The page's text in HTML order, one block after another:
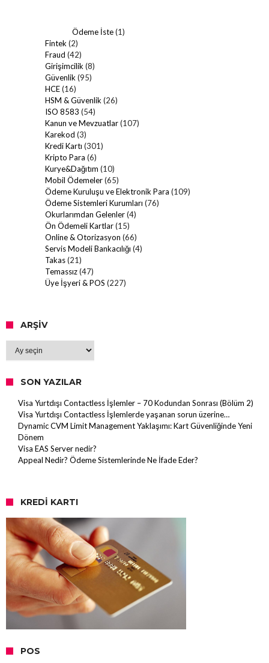
Ödeme İste(1)
Fintek (2)
Fraud (42)
Girişimcilik (8)
Güvenlik (95)
HCE(16)
HSM & Güvenlik (26)
ISO 8583 (54)
Kanun ve Mevzuatlar(107)
Karekod (3)
Kredi Kartı (301)
Kripto Para (6)
Kurye&Dağıtım (10)
Mobil Ödemeler(65)
Ödeme Kuruluşu ve Elektronik Para (109)
Ödeme Sistemleri Kurumları (76)
Okurlarımdan Gelenler(4)
Ön Ödemeli Kartlar(15)
Online & Otorizasyon (66)
Servis Modeli Bankacılığı (4)
Takas(21)
Temassız(47)
Üye İşyeri & POS (227)
ARŞIV
SON YAZILAR
Visa Yurtdışı Contactless İşlemler – 70 Kodundan Sonrası (Bölüm 2)
Visa Yurtdışı Contactless İşlemlerde yaşanan sorun üzerine…
Dynamic CVM Limit Management Yaklaşımı: Kart Güvenliğinde Yeni
Dönem
Visa EAS Server nedir?
Appeal Nedir? Ödeme Sistemlerinde Ne İfade Eder?
KREDI KARTI
POS